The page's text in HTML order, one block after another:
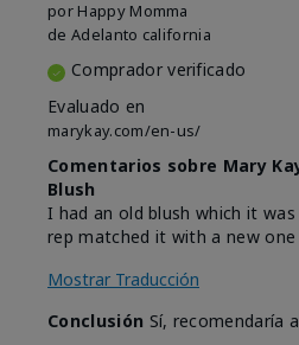
por Happy Momma
de Adelanto california
Comprador verificado
Evaluado en
marykay.com/en-us/
Comentarios sobre Mary
Blush
I had an old blush which it
rep matched it with a new one
Mostrar Traducción
Conclusión Sí, recomendaría